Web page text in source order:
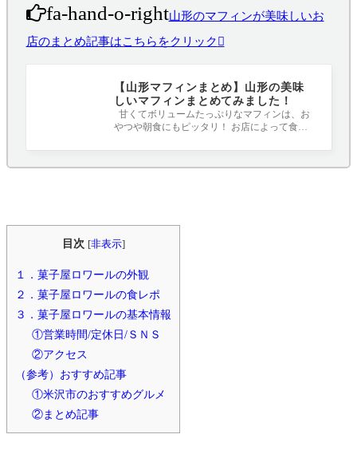
fa-hand-o-right山形のマフィンが美味しいお
店のまとめ記事はこちらをクリック
【山形マフィンまとめ】山形の美味
しいマフィンまとめてみました！
甘くてボリュームたっぷりなマフィンは、お
やつや朝食にもピッタリ！ お店によって食感
目次 [非表示]
１．菓子屋ロワールの外観
２．菓子屋ロワールの食レポ
３．菓子屋ロワールの基本情報
①営業時間/定休日/ＳＮＳ
②アクセス
（参考）おすすめ記事
①米沢市のおすすめグルメ
②まとめ記事